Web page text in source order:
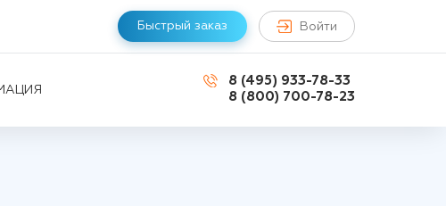
Быстрый заказ Войти
8 (495) 933-78-33
8 (800) 700-78-23